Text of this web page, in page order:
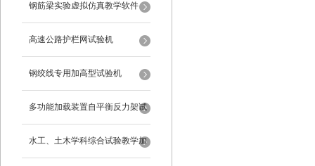
钢筋梁实验虚拟仿真教学软件
高速公路护栏网试验机
钢绞线专用加高型试验机
多功能加载装置自平衡反力架试
验系统
水工、土木学科综合试验教学加